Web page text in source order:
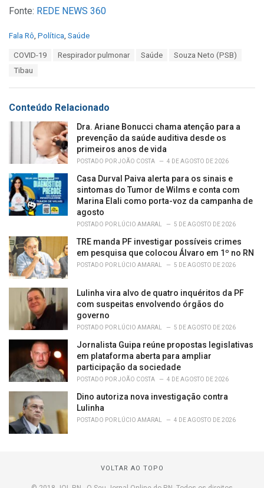
Fonte: REDE NEWS 360
C
i
e
Fala Rô Política Saúde
COVID-19 Respirador pulmonar Saúde
Souza Neto (PSB)
Tibau
Conteúdo Relacionado
Dra. Ariane Bonucci chama atenção para a
prevenção da saúde auditiva desde os
primeiros anos de vida
POSTADO PORJOÃO COSTA 4 DE AGOSTO DE 2026
Casa Durval Paiva alerta para os sinais e
sintomas do Tumor de Wilms e conta com
Marina Elali como porta-voz da campanha de
agosto
POSTADO POR LÚCIO AMARAL 5 DE AGOSTO DE 2026
TRE manda PF investigar possíveis crimes
em pesquisa que colocou Álvaro em 1º no RN
POSTADO POR LÚCIO AMARAL 5 DE AGOSTO DE 2026
Lulinha vira alvo de quatro inquéritos da PF
com suspeitas envolvendo órgãos do
governo
POSTADO POR LÚCIO AMARAL 5 DE AGOSTO DE 2026
Jornalista Guipa reúne propostas legislativas
em plataforma aberta para ampliar
participação da sociedade
POSTADO PORJOÃO COSTA 4 DE AGOSTO DE 2026
Dino autoriza nova investigação contra
Lulinha
POSTADO POR LÚCIO AMARAL 4 DE AGOSTO DE 2026
VOLTAR AO TOPO